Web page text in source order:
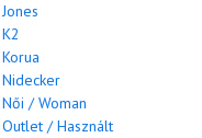
/ Woman
/ Használt